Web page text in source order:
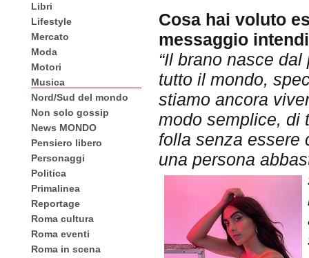
Libri
Lifestyle
Mercato
Moda
Motori
Musica
Nord/Sud del mondo
Non solo gossip
News MONDO
Pensiero libero
Personaggi
Politica
Primalinea
Reportage
Roma cultura
Roma eventi
Roma in scena
Cosa hai voluto
messaggio
“Il brano nasce
tutto il mondo,
stiamo ancora
modo semplice, di
folla senza essere
una persona